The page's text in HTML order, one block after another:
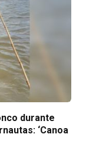
durante
‘Canoa